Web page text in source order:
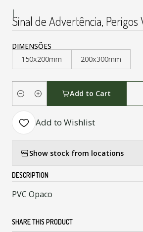
|
Sinal de Advertência, Perigos
DIMENSÕES
150x200mm
200x300mm
Quantity
Add to Cart
Add to Wishlist
Show stock from locations
DESCRIPTION
PVC Opaco
SHARE THIS PRODUCT